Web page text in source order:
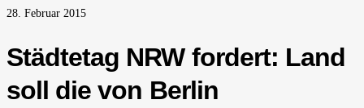
28. Februar 2015
Städtetag NRW fordert: Land
soll die von Berlin